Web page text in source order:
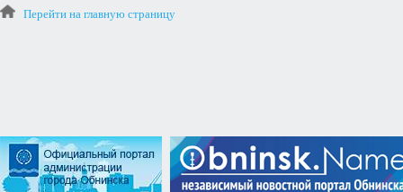
Перейти на главную страницу